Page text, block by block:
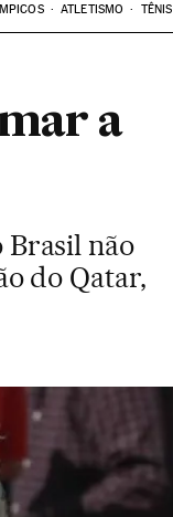
ATLETISMO TÊNIS
a
Brasil não
do Qatar,